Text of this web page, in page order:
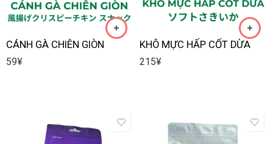
CÁNH GÀ CHIÊN GIÒN
59¥
KHÔ MỰC HẤP CỐT DỪA
215¥